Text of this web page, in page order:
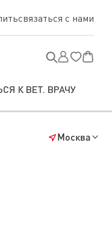
связаться с нами
К ВЕТ. ВРАЧУ
Москва